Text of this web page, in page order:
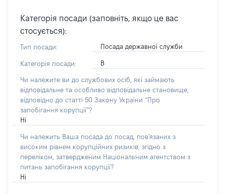
Категорія посади (заповніть, якщо це вас
стосується):
Тип посади: Посада державної служби
Категорія посади: В
Чи належите ви до службових осіб, які займають
відповідальне та особливо відповідальне становище,
відповідно до статті 50 Закону України “Про
запобігання корупції”?
Ні
Чи належить Ваша посада до посад, пов'язаних з
високим рівнем корупційних ризиків, згідно з
переліком, затвердженим Національним агентством з
питань запобігання корупції?
Ні